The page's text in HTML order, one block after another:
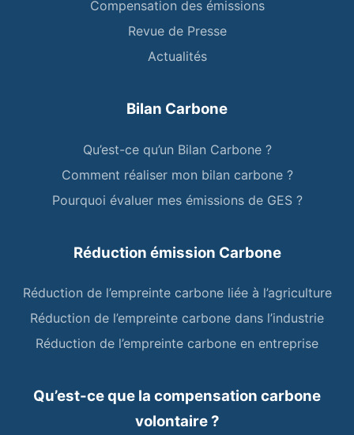
Compensation des émissions
Revue de Presse
Actualités
Bilan Carbone
Qu’est-ce qu’un Bilan Carbone ?
Comment réaliser mon bilan carbone ?
Pourquoi évaluer mes émissions de GES ?
Réduction émission Carbone
Réduction de l’empreinte carbone liée à l’agriculture
Réduction de l’empreinte carbone dans l’industrie
Réduction de l’empreinte carbone en entreprise
Qu’est-ce que la compensation carbone
volontaire ?